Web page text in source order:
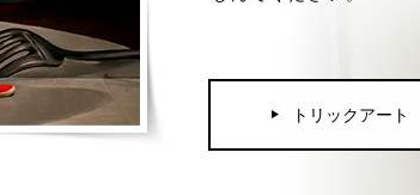
トリックアート